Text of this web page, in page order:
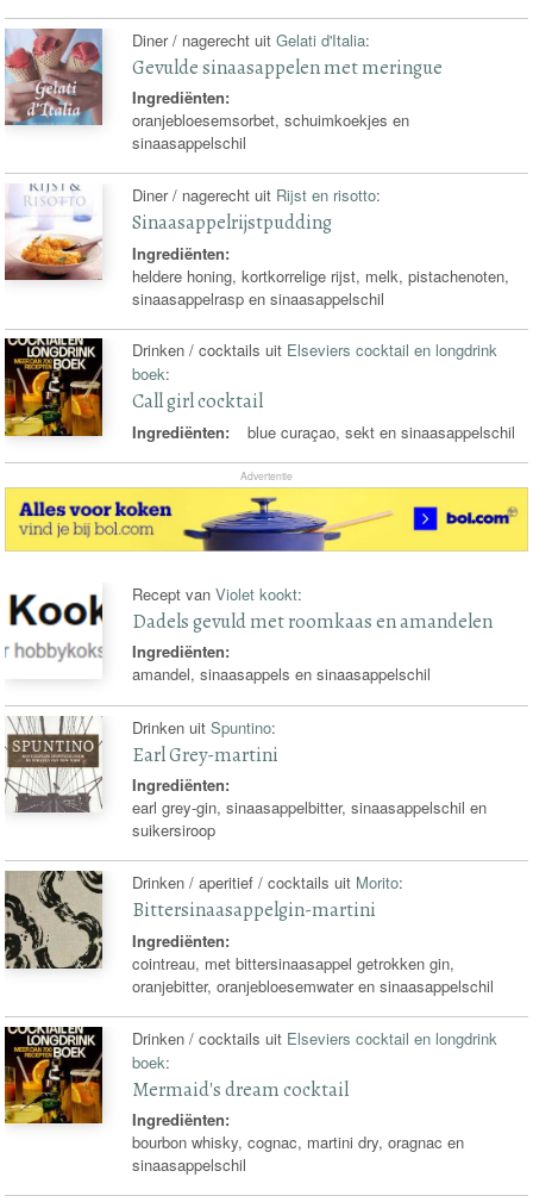
Diner / nagerecht uitGelati d'Italia:
Gevulde sinaasappelen met meringue
Ingrediënten:
oranjebloesemsorbet, schuimkoekjes en
sinaasappelschil
Diner / nagerecht uit Rijst en risotto:
Sinaasappelrijstpudding
Ingrediënten:
heldere honing, kortkorrelige rijst, melk, pistachenoten,
sinaasappelrasp en sinaasappelschil
Drinken / cocktails uit Elseviers cocktail en longdrink
boek:
Call girl cocktail
Ingrediënten: blue curaçao, sekt en sinaasappelschil
Advertentie
Recept vanViolet kookt:
Dadels gevuld met roomkaas en amandelen
Ingrediënten:
amandel, sinaasappels en sinaasappelschil
Drinken uitSpuntino:
Earl Grey-martini
Ingrediënten:
earl grey-gin, sinaasappelbitter, sinaasappelschil en
suikersiroop
Drinken / aperitief / cocktails uit Morito:
Bittersinaasappelgin-martini
Ingrediënten:
cointreau, met bittersinaasappel getrokken gin,
oranjebitter, oranjebloesemwater en sinaasappelschil
Drinken / cocktails uit Elseviers cocktail en longdrink
boek:
Mermaid's dream cocktail
Ingrediënten:
bourbon whisky, cognac, martini dry, oragnac en
sinaasappelschil